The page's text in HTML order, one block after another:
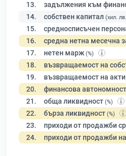
13. задължения към
14. собствен капитал (хил.
15. средносписъчен
16. средна нетна месечна
17. нетен марж (%)
18. възвращаемост на
19. възвращаемост на
20. финансова автономност
21. обща ликвидност (%)
22. бърза ликвидност (%)
23. приходи от продажби
24. приходи от продажби